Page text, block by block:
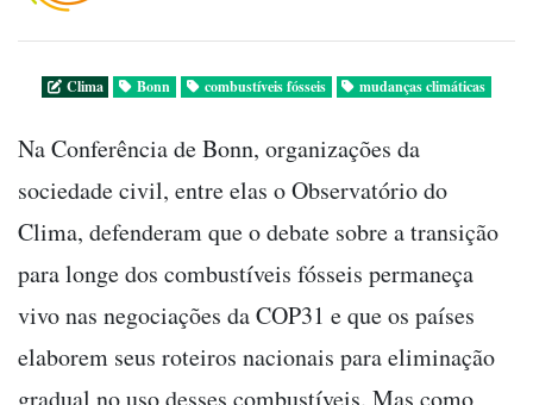
Clima Bonn combustíveis fósseis mudanças climáticas
Na Conferência de Bonn, organizações da
sociedade civil, entre elas o Observatório do
Clima, defenderam que o debate sobre a transição
para longe dos combustíveis fósseis permaneça
vivo nas negociações da COP31 e que os países
elaborem seus roteiros nacionais para eliminação
gradual no uso desses combustíveis. Mas como